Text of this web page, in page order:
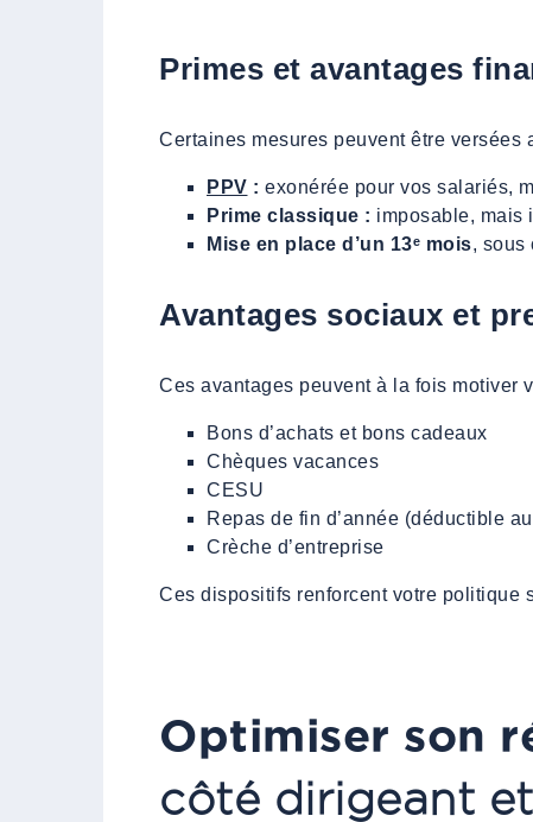
Primes et avantages
Certaines mesures peuvent être versées
PPV : exonérée pour vos salariés,
Prime classique : imposable, mais
Mise en place d’un 13ᵉ mois, sous
Avantages sociaux et
Ces avantages peuvent à la fois motiver
Bons d’achats et bons cadeaux
Chèques vacances
CESU
Repas de fin d’année (déductible
Crèche d’entreprise
Ces dispositifs renforcent votre politique
Optimiser son
côté dirigeant